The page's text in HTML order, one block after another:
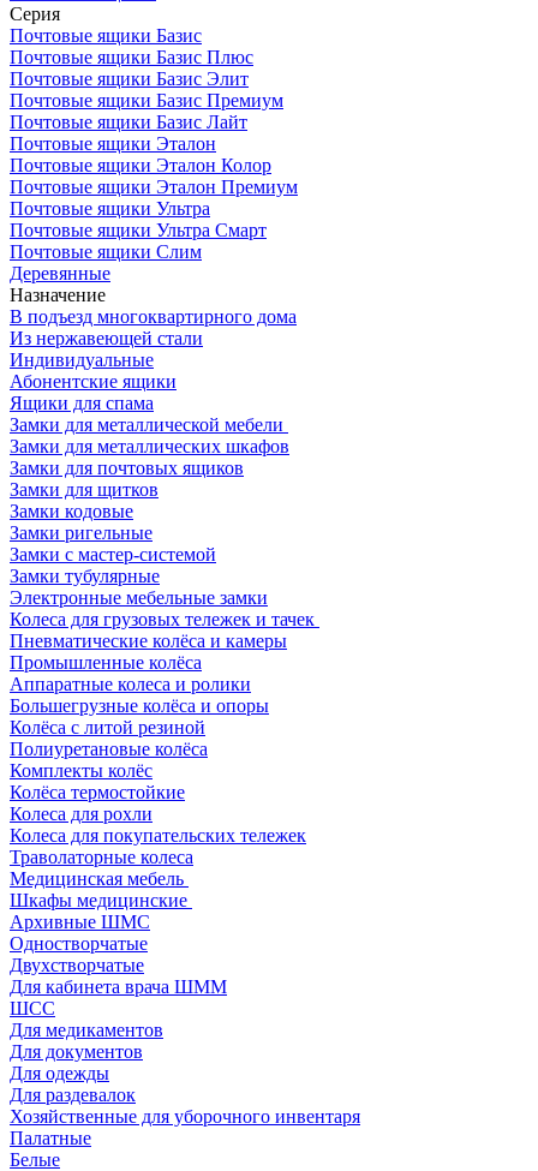
Серия
Почтовые ящики Базис
Почтовые ящики Базис Плюс
Почтовые ящики Базис Элит
Почтовые ящики Базис Премиум
Почтовые ящики Базис Лайт
Почтовые ящики Эталон
Почтовые ящики Эталон Колор
Почтовые ящики Эталон Премиум
Почтовые ящики Ультра
Почтовые ящики Ультра Смарт
Почтовые ящики Слим
Деревянные
Назначение
В подъезд многоквартирного дома
Из нержавеющей стали
Индивидуальные
Абонентские ящики
Ящики для спама
Замки для металлической мебели
Замки для металлических шкафов
Замки для почтовых ящиков
Замки для щитков
Замки кодовые
Замки ригельные
Замки с мастер-системой
Замки тубулярные
Электронные мебельные замки
Колеса для грузовых тележек и тачек
Пневматические колёса и камеры
Промышленные колёса
Аппаратные колеса и ролики
Большегрузные колёса и опоры
Колёса с литой резиной
Полиуретановые колёса
Комплекты колёс
Колёса термостойкие
Колеса для рохли
Колеса для покупательских тележек
Траволаторные колеса
Медицинская мебель
Шкафы медицинские
Архивные ШМС
Одностворчатые
Двухстворчатые
Для кабинета врача ШММ
ШСС
Для медикаментов
Для документов
Для одежды
Для раздевалок
Хозяйственные для уборочного инвентаря
Палатные
Белые